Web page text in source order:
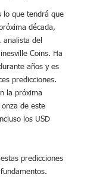
lo que tendrá que
década,
analista del
Coins. Ha
años y es
predicciones.
la próxima
de este
los USD
predicciones